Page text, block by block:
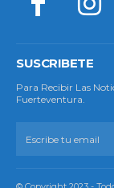
SUSCRIBETE
Para Recibir Las
Fuerteventura.